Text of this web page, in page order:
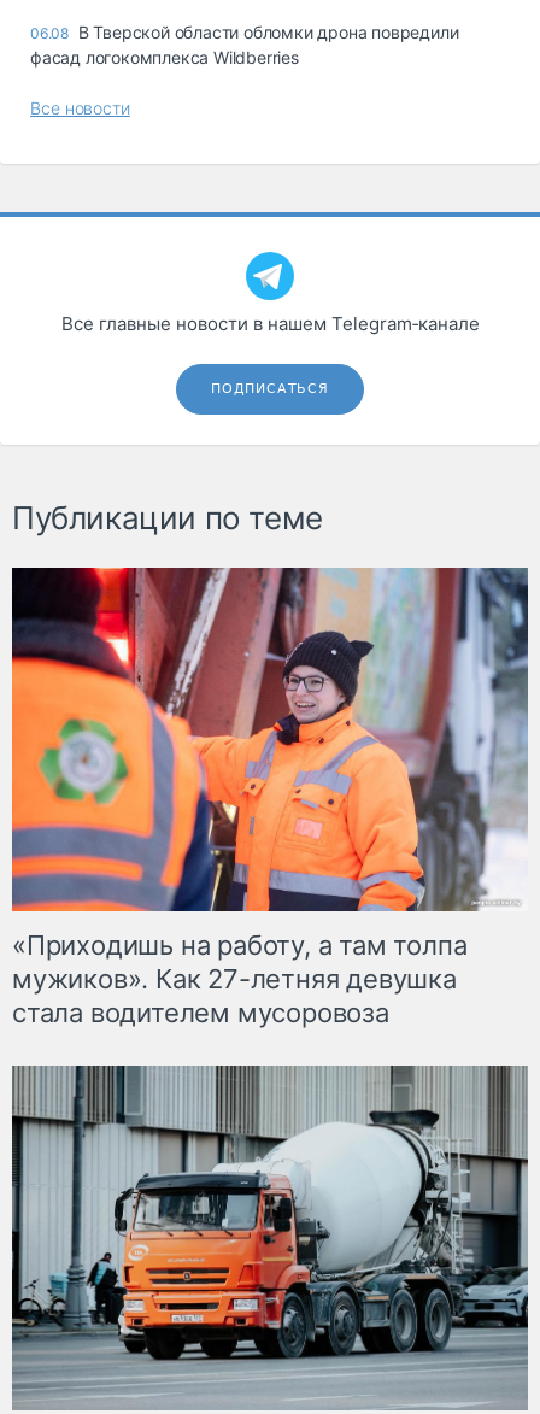
06.08 В Тверской области обломки дрона повредили
фасад логокомплекса Wildberries
Все новости
Все главные новости в нашем Telegram‑канале
ПОДПИСАТЬСЯ
Публикации по теме
«Приходишь на работу, а там толпа
мужиков». Как 27-летняя девушка
стала водителем мусоровоза